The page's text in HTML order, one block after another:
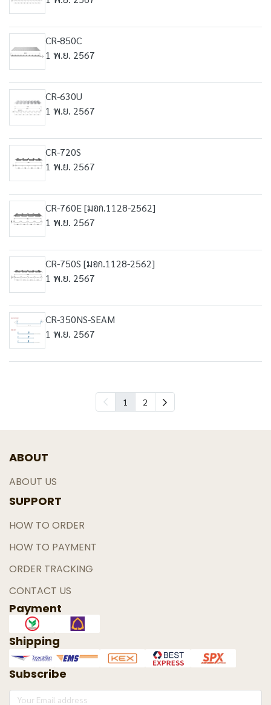
CR-850C
1 พ.ย. 2567
CR-630U
1 พ.ย. 2567
CR-720S
1 พ.ย. 2567
CR-760E [มอก.1128-2562]
1 พ.ย. 2567
CR-750S [มอก.1128-2562]
1 พ.ย. 2567
CR-350NS-SEAM
1 พ.ย. 2567
1 2
ABOUT
ABOUT US
SUPPORT
HOW TO ORDER
HOW TO PAYMENT
ORDER TRACKING
CONTACT US
Payment
Shipping
Subscribe